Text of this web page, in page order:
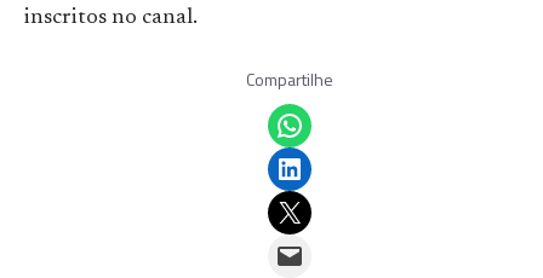
inscritos no canal.
Compartilhe
Share on WhatsApp
Share on LinkedIn
Email this Page
Email this Page